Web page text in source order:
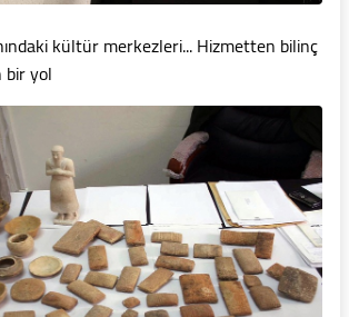
kültür merkezleri... Hizmetten bilinç
bir yol